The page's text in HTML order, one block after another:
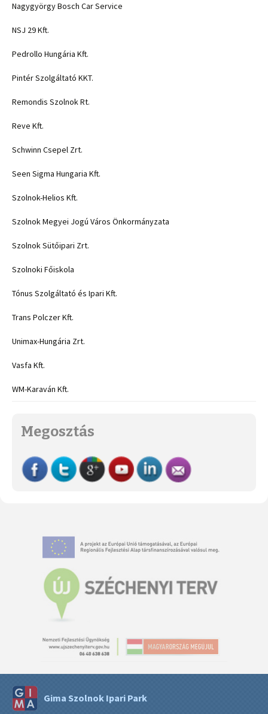
Nagygyörgy Bosch Car Service
NSJ 29 Kft.
Pedrollo Hungária Kft.
Pintér Szolgáltató KKT.
Remondis Szolnok Rt.
Reve Kft.
Schwinn Csepel Zrt.
Seen Sigma Hungaria Kft.
Szolnok-Helios Kft.
Szolnok Megyei Jogú Város Önkormányzata
Szolnok Sütőipari Zrt.
Szolnoki Főiskola
Tónus Szolgáltató és Ipari Kft.
Trans Polczer Kft.
Unimax-Hungária Zrt.
Vasfa Kft.
WM-Karaván Kft.
Megosztás
Gima Szolnok Ipari Park